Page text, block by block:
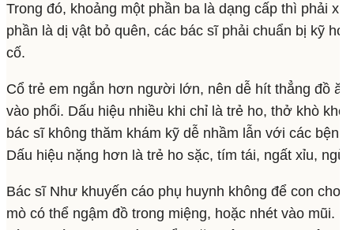
Trong đó, khoảng một phần ba là dạng cấp thì phải
phần là dị vật bỏ quên, các bác sĩ phải chuẩn bị kỹ
cố.
Cổ trẻ em ngắn hơn người lớn, nên dễ hít thẳng đồ
vào phổi. Dấu hiệu nhiều khi chỉ là trẻ ho, thở khò khè
bác sĩ không thăm khám kỹ dễ nhầm lẫn với các bệnh
Dấu hiệu nặng hơn là trẻ ho sặc, tím tái, ngất xỉu,
Bác sĩ Như khuyến cáo phụ huynh không để con chơi
mò có thể ngậm đồ trong miệng, hoặc nhét vào mũi.